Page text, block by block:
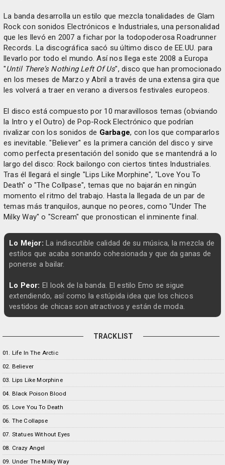
La banda desarrolla un estilo que mezcla tonalidades de Glam
Rock con sonidos Electrónicos e Industriales, una personalidad
que les llevó en 2007 a fichar por la todopoderosa Roadrunner
Records. La discográfica sacó su último disco de EE.UU. para
llevarlo por todo el mundo. Así nos llega este 2008 a Europa
"Until There’s Nothing Left Of Us", disco que han promocionado
en los meses de Marzo y Abril a través de una extensa gira que
les volverá a traer en verano a diversos festivales europeos.
El disco está compuesto por 10 maravillosos temas (obviando
la Intro y el Outro) de Pop-Rock Electrónico que podrían
rivalizar con los sonidos de Garbage, con los que compararlos
es inevitable. "Believer" es la primera canción del disco y sirve
como perfecta presentación del sonido que se mantendrá a lo
largo del disco: Rock bailongo con ciertos tintes Industriales.
Tras él llegará el single "Lips Like Morphine", "Love You To
Death" o "The Collpase", temas que no bajarán en ningún
momento el ritmo del trabajo. Hasta la llegada de un par de
temas más tranquilos, aunque no peores, como "Under The
Milky Way" o "Scream" que pronostican el inminente final.
Lo Mejor: La indiscutible calidad de su música, la mezcla de
estilos que acaba sonando cohesionada y que da ganas de
ponerse a bailar.
Lo Peor: El look de la banda. El estilo Emo se sigue
extendiendo, así como la estúpida idea que los chicos
vestidos de chicas son atractivos y están de moda.
TRACKLIST
01. Life In The Arctic
02. Believer
03. Lips Like Morphine
04. Black Poison Blood
05. Love You To Death
06. The Collapse
07. Statues Without Eyes
08. Crazy Angel
09. Under The Milky Way